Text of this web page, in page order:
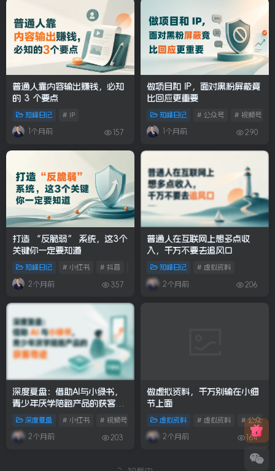
普通人靠内容输出赚钱，必知
的 3 个要点
知峰日记 # IP
1个月前 157
做项目和 IP，面对黑粉屏蔽竟
比回应更重要
知峰日记 # 公众号 # 视频号
1个月前 290
打造 “反脆弱” 系统，这3个
关键你一定要知道
知峰日记 # 小红书 # 抖音 # 视频号
2个月前 357
普通人在互联网上想多点收
入，千万不要去追风口
知峰日记 # 虚拟资料
2个月前 206
深度复盘：借助AI与小绿书，
青少年厌学陪跑产品的获客奇
深度复盘 # 小红书 # 视频号
2个月前 203
做虚拟资料，千万别输在小细
节上面
虚拟资料 # 虚拟资料 # 公众号
2个月前 164